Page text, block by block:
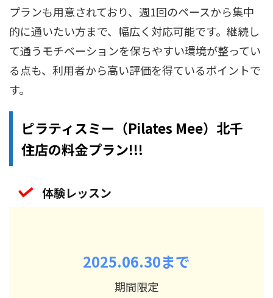
プランも用意されており、週1回のペースから集中
的に通いたい方まで、幅広く対応可能です。継続し
て通うモチベーションを保ちやすい環境が整ってい
る点も、利用者から高い評価を得ているポイントで
す。
ピラティスミー（Pilates Mee）北千
住店の料金プラン!!!
体験レッスン
2025.06.30まで
期間限定